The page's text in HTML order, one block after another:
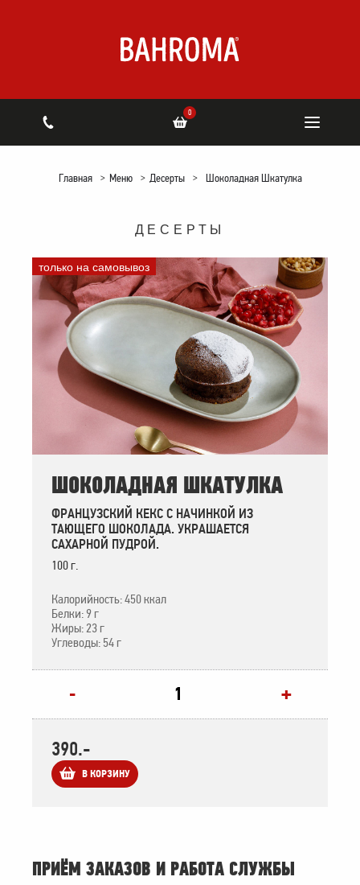
0
Главная > Меню > Десерты > Шоколадная Шкатулка
ДЕСЕРТЫ
ШОКОЛАДНАЯ ШКАТУЛКА
ФРАНЦУЗСКИЙ КЕКС С НАЧИНКОЙ ИЗ
ТАЮЩЕГО ШОКОЛАДА. УКРАШАЕТСЯ
САХАРНОЙ ПУДРОЙ.
100 г.
Калорийность: 450 ккал
Белки: 9 г
Жиры: 23 г
Углеводы: 54 г
- +
390.-
В КОРЗИНУ
только на самовывоз
ПРИЁМ ЗАКАЗОВ И РАБОТА СЛУЖБЫ